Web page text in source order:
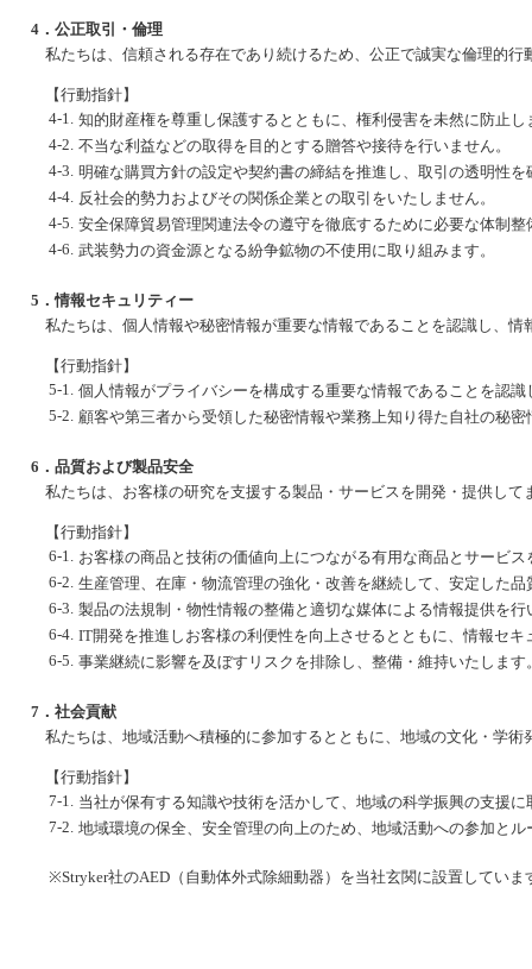
4．公正取引・倫理
私たちは、信頼される存在であり続けるため、公正で誠実な倫理的行
【行動指針】
4-1. 知的財産権を尊重し保護するとともに、権利侵害を未然に防止し
4-2. 不当な利益などの取得を目的とする贈答や接待を行いません。
4-3. 明確な購買方針の設定や契約書の締結を推進し、取引の透明性を
4-4. 反社会的勢力およびその関係企業との取引をいたしません。
4-5. 安全保障貿易管理関連法令の遵守を徹底するために必要な体制
4-6. 武装勢力の資金源となる紛争鉱物の不使用に取り組みます。
5．情報セキュリティー
私たちは、個人情報や秘密情報が重要な情報であることを認識し、
【行動指針】
5-1. 個人情報がプライバシーを構成する重要な情報であることを認
5-2. 顧客や第三者から受領した秘密情報や業務上知り得た自社の秘
6．品質および製品安全
私たちは、お客様の研究を支援する製品・サービスを開発・提供して
【行動指針】
6-1. お客様の商品と技術の価値向上につながる有用な商品とサービ
6-2. 生産管理、在庫・物流管理の強化・改善を継続して、安定した
6-3. 製品の法規制・物性情報の整備と適切な媒体による情報提供を
6-4. IT開発を推進しお客様の利便性を向上させるとともに、情報セ
6-5. 事業継続に影響を及ぼすリスクを排除し、整備・維持いたします
7．社会貢献
私たちは、地域活動へ積極的に参加するとともに、地域の文化・学術
【行動指針】
7-1. 当社が保有する知識や技術を活かして、地域の科学振興の支援
7-2. 地域環境の保全、安全管理の向上のため、地域活動への参加と
※Stryker社のAED（自動体外式除細動器）を当社玄関に設置していま